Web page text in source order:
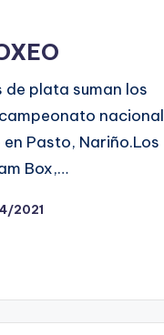
plata suman los
nacional
Pasto, Nariño.Los
Box,…
2021